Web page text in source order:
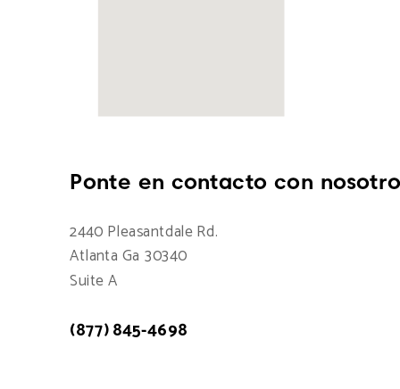
Ponte en contacto con
2440 Pleasantdale Rd.
Atlanta Ga 30340
Suite A
(877) 845-4698